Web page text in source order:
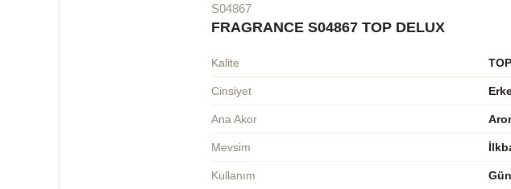
S04867
FRAGRANCE S04867 TOP DELUX
Kalite
Cinsiyet
Ana Akor
Mevsim
Kullanım